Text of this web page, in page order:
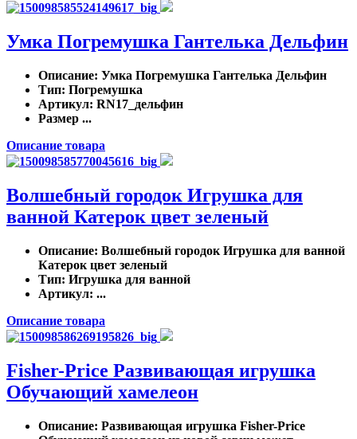
Умка Погремушка Гантелька Дельфин
Описание: Умка Погремушка Гантелька Дельфин
Тип: Погремушка
Артикул: RN17_дельфин
Размер ...
Описание товара
Волшебный городок Игрушка для
ванной Катерок цвет зеленый
Описание: Волшебный городок Игрушка для ванной
Катерок цвет зеленый
Тип: Игрушка для ванной
Артикул: ...
Описание товара
Fisher-Price Развивающая игрушка
Обучающий хамелеон
Описание: Развивающая игрушка Fisher-Price